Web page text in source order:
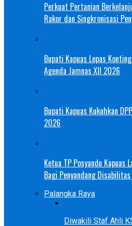
Perkuat Pertanian
Rakor dan Singkronisasi
Bupati Kapuas Lepas
Agenda Jamnas XII 2026
Bupati Kapuas Kukuhkan
2026
Ketua TP Posyandu Kapuas
Bagi Penyandang
Palangka Raya
Diwakili Staf Ahli